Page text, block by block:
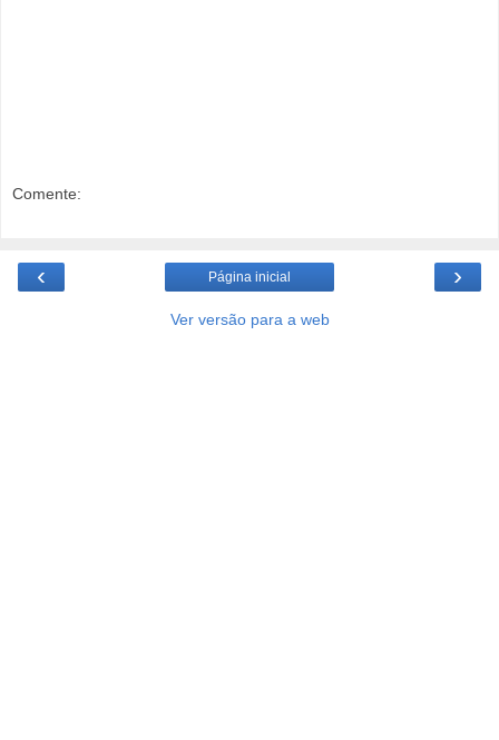
Comente:
‹ ›
Página inicial
Ver versão para a web